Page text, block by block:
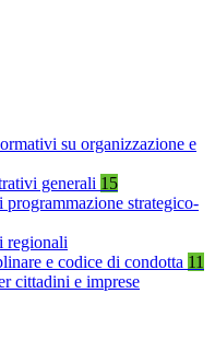
su organizzazione e
generali 15
strategico-
regionali
e codice di condotta 11
cittadini e imprese